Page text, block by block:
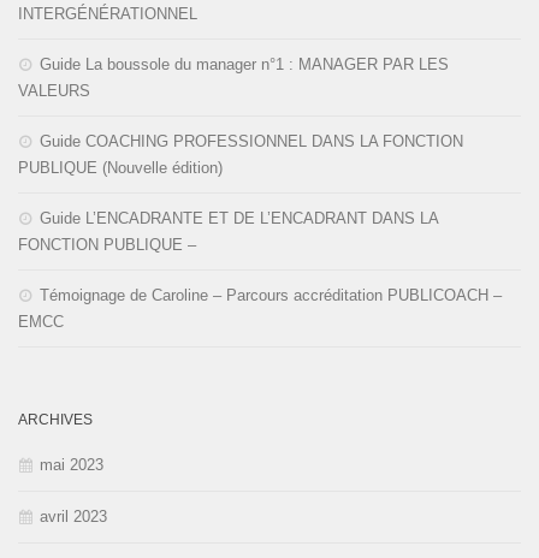
INTERGÉNÉRATIONNEL
Guide La boussole du manager n°1 : MANAGER PAR LES
VALEURS
Guide COACHING PROFESSIONNEL DANS LA FONCTION
PUBLIQUE (Nouvelle édition)
Guide L’ENCADRANTE ET DE L’ENCADRANT DANS LA
FONCTION PUBLIQUE –
Témoignage de Caroline – Parcours accréditation PUBLICOACH –
EMCC
ARCHIVES
mai 2023
avril 2023